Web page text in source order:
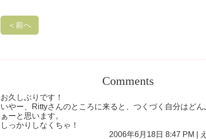
＜ 前へ
Comments
お久しぶりです！
いやー、Rittyさんのところに来ると、つくづく自分はど
ぁーと思います。
しっかりしなくちゃ！
2006年6月18日 8:47 PM |